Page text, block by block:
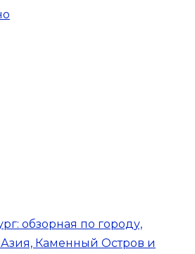
обзорная по городу,
Каменный Остров и